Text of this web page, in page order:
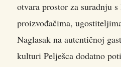
otvara prostor za suradnju
proizvođačima,
Naglasak na autentičnoj
kulturi Pelješca dodatno